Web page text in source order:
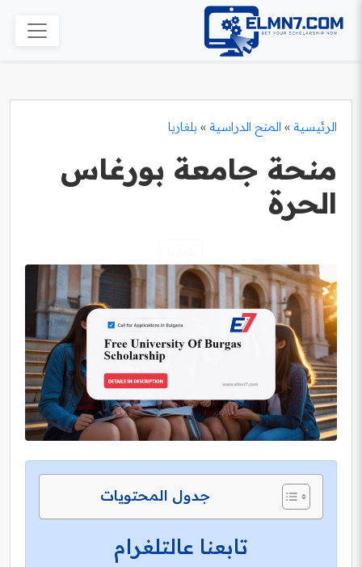
الرئيسية » المنح الدراسية » بلغاريا
منحة جامعة بورغاس
الحرة
جدول المحتويات
تابعنا عالتلغرام